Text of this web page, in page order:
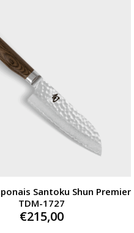
Santoku Shun Premier
TDM-1727
€215,00